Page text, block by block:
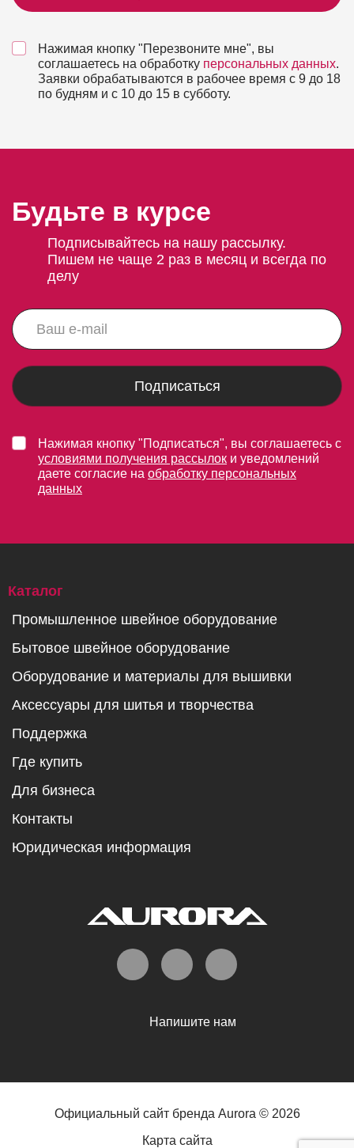
Нажимая кнопку "Перезвоните мне", вы
соглашаетесь на обработку персональных данных.
Заявки обрабатываются в рабочее время с 9 до 18
по будням и с 10 до 15 в субботу.
Будьте в курсе
Подписывайтесь на нашу рассылку.
Пишем не чаще 2 раз в месяц и всегда по
делу
Подписаться
Нажимая кнопку "Подписаться", вы соглашаетесь с
условиями получения рассылок и уведомлений
даете согласие на обработку персональных
данных
Напишите нам
Каталог
Промышленное швейное оборудование
Бытовое швейное оборудование
Оборудование и материалы для вышивки
Аксессуары для шитья и творчества
Поддержка
Где купить
Для бизнеса
Контакты
Юридическая информация
Официальный сайт бренда Aurora © 2026
Карта сайта